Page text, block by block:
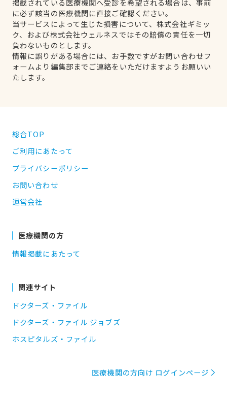
掲載されている医療機関へ受診を希望される場合は、事前
に必ず該当の医療機関に直接ご確認ください。
当サービスによって生じた損害について、株式会社ギミッ
ク、および株式会社ウェルネスではその賠償の責任を一切
負わないものとします。
情報に誤りがある場合には、お手数ですがお問い合わせフ
ォームより編集部までご連絡をいただけますようお願いい
たします。
総合TOP
ご利用にあたって
プライバシーポリシー
お問い合わせ
運営会社
医療機関の方
情報掲載にあたって
関連サイト
ドクターズ・ファイル
ドクターズ・ファイル ジョブズ
ホスピタルズ・ファイル
医療機関の方向け ログインページ